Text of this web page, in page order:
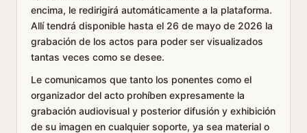
encima, le redirigirá automáticamente a la plataforma.
Allí tendrá disponible hasta el 26 de mayo de 2026 la
grabación de los actos para poder ser visualizados
tantas veces como se desee.
Le comunicamos que tanto los ponentes como el
organizador del acto prohíben expresamente la
grabación audiovisual y posterior difusión y exhibición
de su imagen en cualquier soporte, ya sea material o